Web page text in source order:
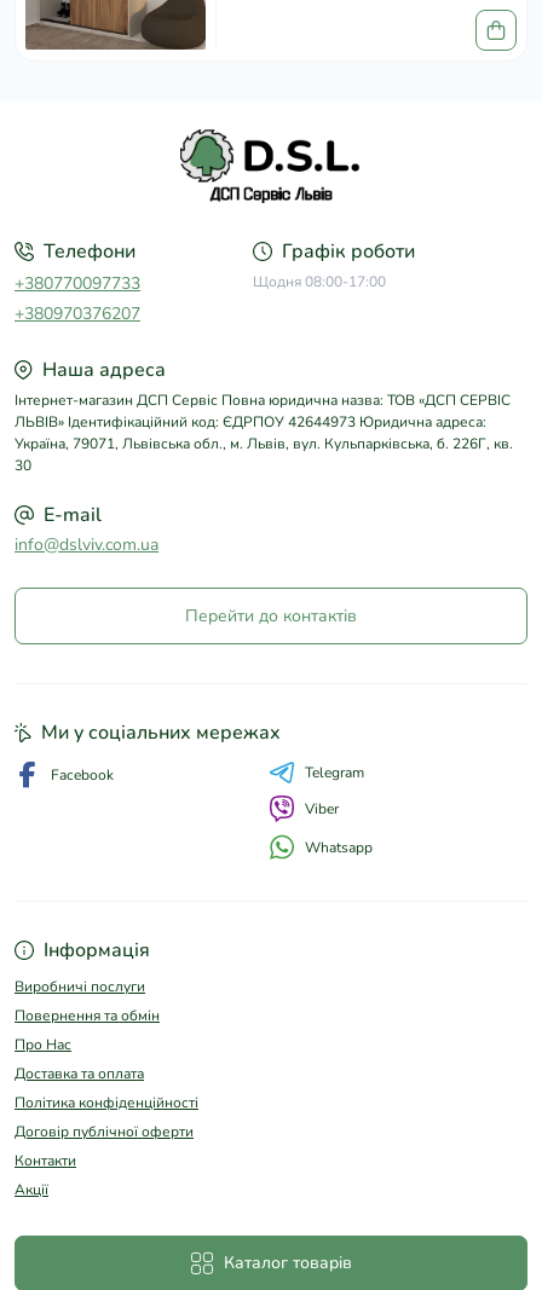
Телефони
+380770097733
+380970376207
Графік роботи
Щодня 08:00-17:00
Наша адреса
Інтернет-магазин ДСП Сервіс Повна юридична назва: ТОВ «ДСП СЕРВІС
ЛЬВІВ» Ідентифікаційний код: ЄДРПОУ 42644973 Юридична адреса:
Україна, 79071, Львівська обл., м. Львів, вул. Кульпарківська, б. 226Г, кв.
30
E-mail
info@dslviv.com.ua
Перейти до контактів
Інформація
Виробничі послуги
Повернення та обмін
Про Нас
Доставка та оплата
Політика конфіденційності
Договір публічної оферти
Контакти
Акції
Каталог товарів
Ми у соціальних мережах
Facebook
Telegram
Viber
Whatsapp